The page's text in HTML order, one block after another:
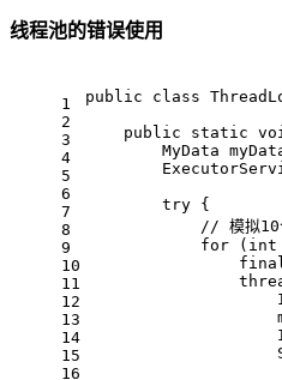
线程池的错误使用
1
2
3
4
5
6
7
8
9
10
11
12
13
14
15
16
public class
public
static
MyData
try {
// 模拟10
for ( int